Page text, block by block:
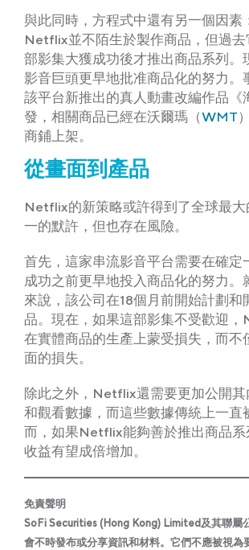
與此同時，方程式中還有另一個因素
Netflix並不陌生於製作商品，但過去
部影集大獲成功後才推出商品系列。
影音巨頭更早地批准商品化的努力。
該平台新推出的真人動畫改編作品《
發，相關商品已經在沃爾瑪（WMT
商鋪上架。
從畫面到產品
Netflix的新策略或許得到了全球最大
一的默許，但也存在風險。
首先，這家串流影音平台需要在確定
成功之前更早地投入商品化的努力。
來說，該公司在18個月前開始計劃和
品。現在，如果這部影集不受歡迎
在實體商品的生產上蒙受損失，而不
面的損失。
除此之外，Netflix還需要更加公開其
和觀看數據，而這些數據傳統上一直
而，如果Netflix能夠善於推出商品系
收益有望成倍增加。
免責聲明
SoFi Securities (Hong Kong) Limited及其聯屬
會不時發布或分享資訊和材料。它們不應被視為